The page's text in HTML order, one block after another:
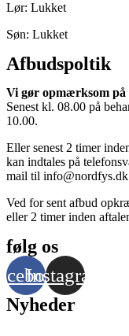
Lør: Lukket
Søn: Lukket
Afbudspoltik
Vi gør opmærksom på
Senest kl. 08.00 på
10.00.
Eller senest 2 timer
kan indtales på
mail til
Ved for sent afbud
eller 2 timer inden
følg os
Instagram
Nyheder